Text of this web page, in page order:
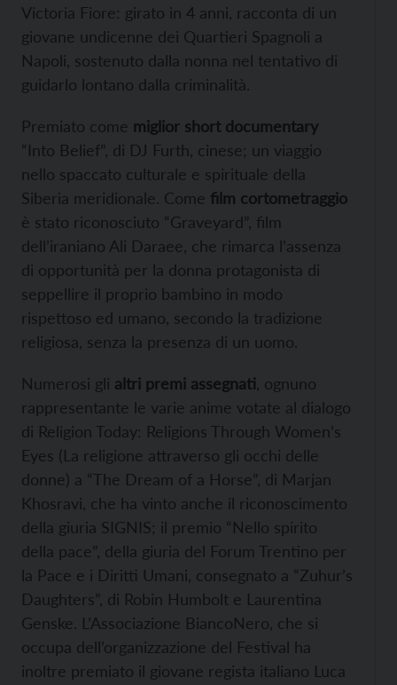
Victoria Fiore: girato in 4 anni, racconta di un
giovane undicenne dei Quartieri Spagnoli a
Napoli, sostenuto dalla nonna nel tentativo di
guidarlo lontano dalla criminalità.
Premiato come miglior short documentary
“Into Belief”, di DJ Furth, cinese; un viaggio
nello spaccato culturale e spirituale della
Siberia meridionale. Come film cortometraggio
è stato riconosciuto “Graveyard”, film
dell’iraniano Ali Daraee, che rimarca l’assenza
di opportunità per la donna protagonista di
seppellire il proprio bambino in modo
rispettoso ed umano, secondo la tradizione
religiosa, senza la presenza di un uomo.
Numerosi gli altri premi assegnati , ognuno
rappresentante le varie anime votate al dialogo
di Religion Today: Religions Through Women’s
Eyes (La religione attraverso gli occhi delle
donne) a “The Dream of a Horse”, di Marjan
Khosravi, che ha vinto anche il riconoscimento
della giuria SIGNIS; il premio “Nello spirito
della pace”, della giuria del Forum Trentino per
la Pace e i Diritti Umani, consegnato a “Zuhur’s
Daughters”, di Robin Humbolt e Laurentina
Genske. L’Associazione BiancoNero, che si
occupa dell’organizzazione del Festival ha
inoltre premiato il giovane regista italiano Luca